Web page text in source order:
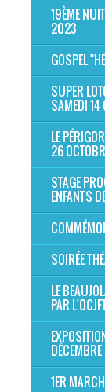
19ÈME
2023
GOSPEL
SUPER
SAMEDI
LE
26
STAGE
ENFANTS
SOIRÉE
LE
PAR
1ER